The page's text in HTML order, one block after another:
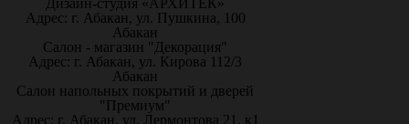
Дизайн-студия «АРХИТЕК»
Адрес: г. Абакан, ул. Пушкина, 100
Абакан
Салон - магазин "Декорация"
Адрес: г. Абакан, ул. Кирова 112/3
Абакан
Салон напольных покрытий и дверей
"Премиум"
Адрес: г. Абакан, ул. Лермонтова 21, к1